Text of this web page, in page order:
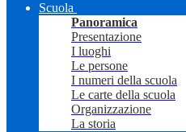
Scuola
Panoramica
Presentazione
I luoghi
Le persone
I numeri della scuola
Le carte della scuola
Organizzazione
La storia